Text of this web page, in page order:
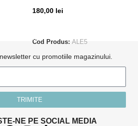
180,00 lei
Cod Produs: ALE5
cu promotiile magazinului.
TRIMITE
NE PE SOCIAL MEDIA